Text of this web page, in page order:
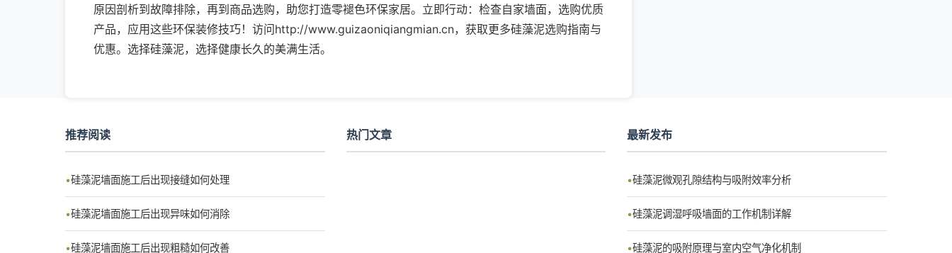
原因剖析到故障排除，再到商品选购，助您打造零褪色环保家居。立即行动：检查自家墙面，选购优质
产品，应用这些环保装修技巧！访问http://www.guizaoniqiangmian.cn，获取更多硅藻泥选购指南与
优惠。选择硅藻泥，选择健康长久的美满生活。
推荐阅读
硅藻泥墙面施工后出现接缝如何处理
硅藻泥墙面施工后出现异味如何消除
硅藻泥墙面施工后出现粗糙如何改善
热门文章 最新发布
硅藻泥微观孔隙结构与吸附效率分析
硅藻泥调湿呼吸墙面的工作机制详解
硅藻泥的吸附原理与室内空气净化机制